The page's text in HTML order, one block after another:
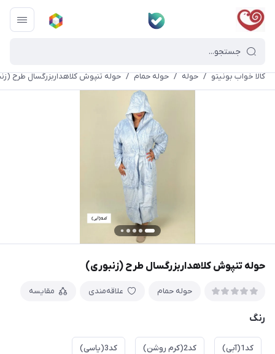
کالا خواب بونیتو / حوله / حوله حمام / حوله تنپوش کلاهداربزرگسال طرح
حوله تنپوش کلاهداربزرگسال طرح (زنبوری)
حوله حمام علاقه‌مندی مقایسه
رنگ
کد1(آبی) کد2(کرم روشن) کد3(یاسی)